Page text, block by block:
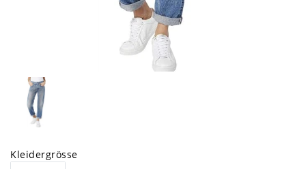
Kleidergrösse